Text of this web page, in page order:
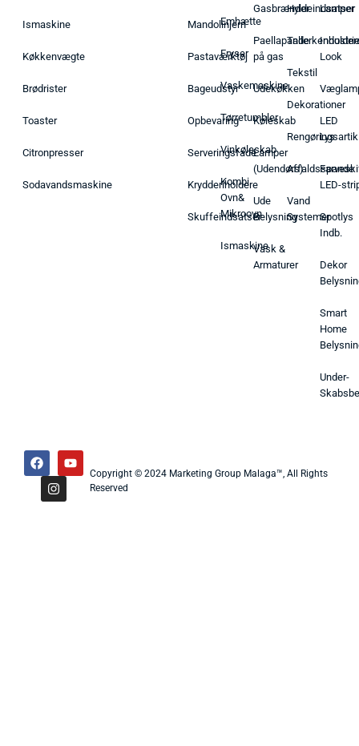
Ismaskine
Køkkenvægte
Brødrister
Toaster
Citronpresser
Sodavandsmaskine
Mandolinjern
Pastaværktøj
Bageudstyr
Opbevaring
Serveringsfade
Krydderiholdere
Skuffeindsatser
Emhætte
Fryser
Vaskemaskine
Tørretumbler
Vinkøleskab
Kombi
Ovn&
Mikroovn
Ismaskine
Gasbrænder
Paellapande
på gas
Udekøkken
Køleskab
Lamper
(Udendørs)
Ude
Belysning
Vask &
Armaturer
Hyldeindsatser
Tekstil
Dekorationer
Affaldsspande
Vand
Systemer
Lamper
Look
LED
Lys
LED-
Spotlys
Indb.
Dekor
Smart
Home
Under-
Copyright © 2024 Marketing Group Malaga™, All Rights
Reserved